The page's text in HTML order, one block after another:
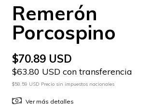
Remerón
Porcospino
$70.89 USD
$63.80 USD con transferencia
$58.59 USD Precio sin impuestos nacionales
Ver más detalles